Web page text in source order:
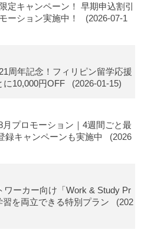
定キャンペーン！ 早期申込割引
ーション実施中！
(2026-07-1
周年記念！フィリピン留学応援
に10,000円OFF (2026-01-15)
月プロモーション｜4週間ごと最
録キャンペーンも実施中
(2026
ワーカー向け「Work & Study Pr
を両立できる特別プラン (202